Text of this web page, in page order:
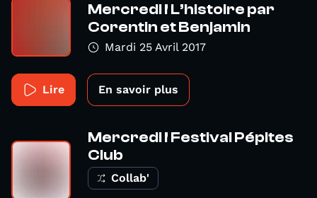
Mercredi ! L’histoire par
Corentin et Benjamin
Mardi 25 Avril 2017
Lire En savoir plus
Mercredi ! Festival Pépites
Club
Collab'